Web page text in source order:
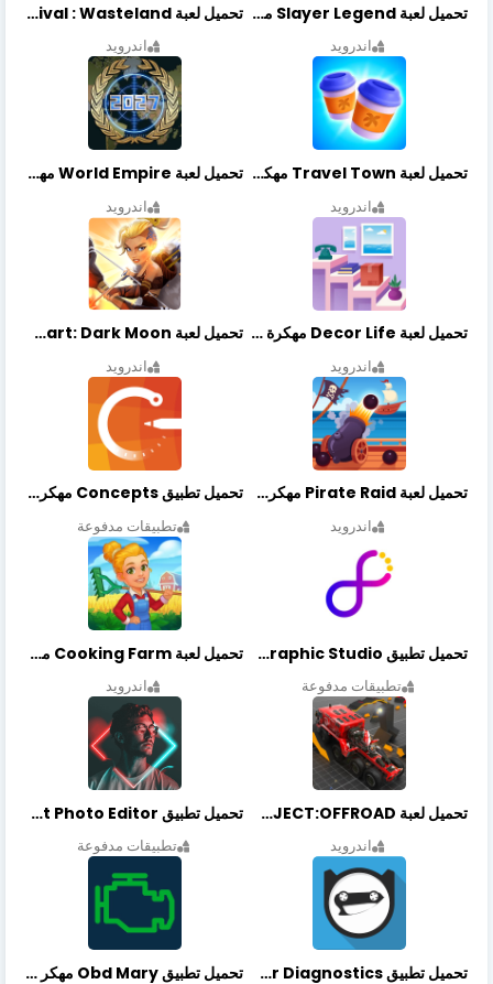
تحميل لعبة Slayer Legend مهكرة أخر إصدار
اندرويد
تحميل لعبة Merge Survival : Wasteland مهكرة أخر إصدار
اندرويد
تحميل لعبة Travel Town مهكرة أخر إصدار
اندرويد
تحميل لعبة World Empire مهكرة أخر إصدار
اندرويد
تحميل لعبة Decor Life مهكرة أخر إصدار
اندرويد
تحميل لعبة Lionheart: Dark Moon مهكرة أخر إصدار
اندرويد
تحميل لعبة Pirate Raid مهكرة أخر إصدار
اندرويد
تحميل تطبيق Concepts مهكر أخر إصدار
تطبيقات مدفوعة
تحميل تطبيق Graphic Studio مهكر أخر إصدار
تطبيقات مدفوعة
تحميل لعبة Cooking Farm مهكرة أخر إصدار
اندرويد
تحميل لعبة PROJECT:OFFROAD مهكرة أخر إصدار
اندرويد
تحميل تطبيق NeonArt Photo Editor مهكر أخر إصدار
تطبيقات مدفوعة
تحميل تطبيق OBDeleven Car Diagnostics مهكر أخر إصدار تحميل تطبيق Obd Mary مهكر أخر إصدار